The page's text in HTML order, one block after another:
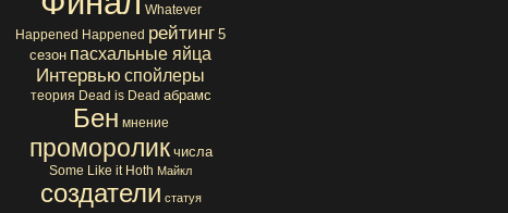
Whatever
Happened Happened рейтинг 5
сезон пасхальные яйца
Интервью спойлеры
теория Dead is Dead абрамс
Бен мнение
проморолик числа
Some Like it Hoth Майкл
создатели статуя